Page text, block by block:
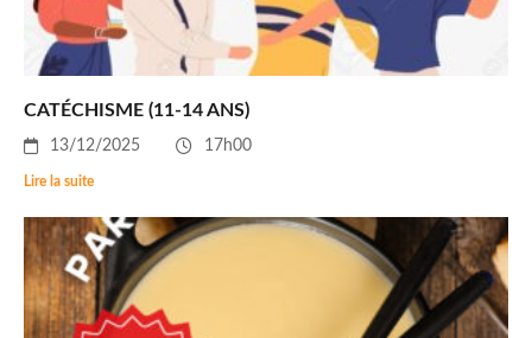
CATÉCHISME (11-14 ANS)
13/12/2025 17h00
Lire la suite